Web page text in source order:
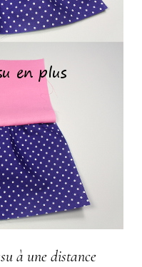
à une distance